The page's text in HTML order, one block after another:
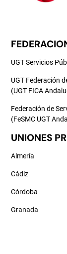
UGT Servicios
UGT Federación
(UGT FICA
Federación de
(FeSMC UGT
UNIONES
Almería
Cádiz
Córdoba
Granada